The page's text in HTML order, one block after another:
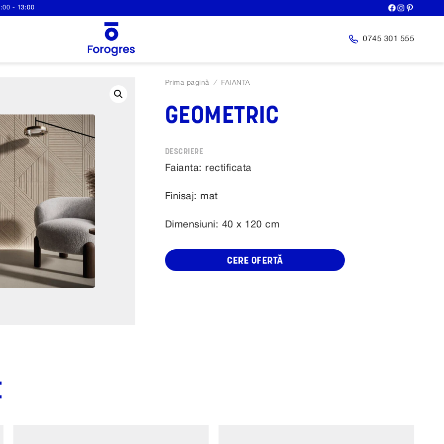
- 13:00
0745 301 555
Prima pagină / FAIANTA
GEOMETRIC
Faianta: rectificata
Finisaj: mat
Dimensiuni: 40 x 120 cm
CERE OFERTĂ